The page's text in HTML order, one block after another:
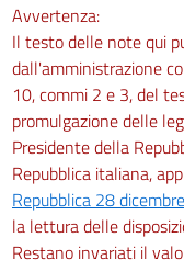
Avvertenza:
Il testo delle note qui
dall'amministrazione
10, commi 2 e 3, del
promulgazione delle
Presidente della
Repubblica italiana,
Repubblica 28
la lettura delle
Restano invariati il